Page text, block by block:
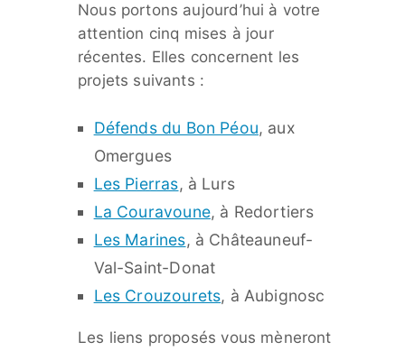
Nous portons aujourd’hui à votre
attention cinq mises à jour
récentes. Elles concernent les
projets suivants :
Défends du Bon Péou, aux
Omergues
Les Pierras, à Lurs
La Couravoune, à Redortiers
Les Marines, à Châteauneuf-
Val-Saint-Donat
Les Crouzourets, à Aubignosc
Les liens proposés vous mèneront